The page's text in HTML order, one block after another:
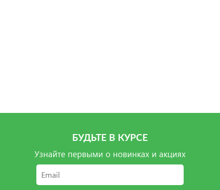
БУДЬТЕ В КУРСЕ
Узнайте первыми о новинках и акциях